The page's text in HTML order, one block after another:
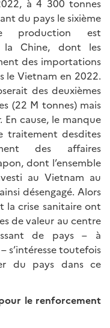
à 4 300 tonnes
du pays le sixième
production est
la Chine, dont les
des importations
le Vietnam en 2022.
des deuxièmes
(22 M tonnes) mais
En cause, le manque
traitement desdites
des affaires
dont l’ensemble
au Vietnam au
désengagé. Alors
la crise sanitaire ont
de valeur au centre
de pays – à
s’intéresse toutefois
du pays dans ce
le renforcement